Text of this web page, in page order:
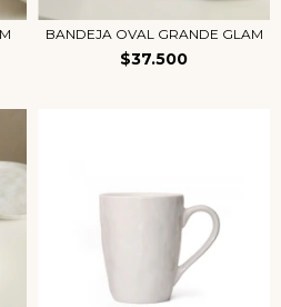
BANDEJA OVAL GRANDE GLAM
$37.500